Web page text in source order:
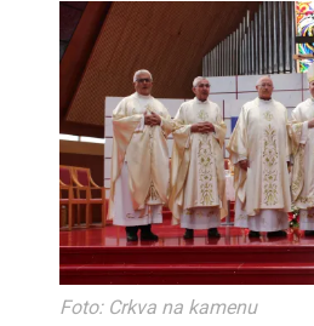
Foto: Crkva na kamenu